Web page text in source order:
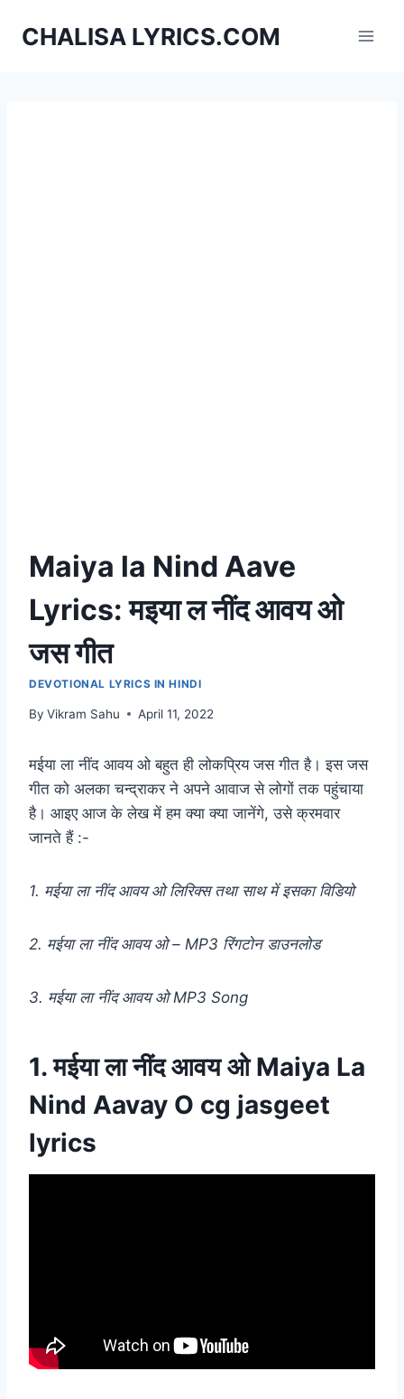
CHALISA LYRICS.COM
Maiya la Nind Aave
Lyrics: मइया ल नींद आवय ओ
जस गीत
DEVOTIONAL LYRICS IN HINDI
By Vikram Sahu April 11, 2022
मईया ला नींद आवय ओ बहुत ही लोकप्रिय जस गीत है। इस जस
गीत को अलका चन्द्राकर ने अपने आवाज से लोगों तक पहुंचाया
है। आइए आज के लेख में हम क्या क्या जानेंगे, उसे क्रमवार
जानते हैं :-
1. मईया ला नींद आवय ओ लिरिक्स तथा साथ में इसका विडियो
2. मईया ला नींद आवय ओ – MP3 रिंगटोन डाउनलोड
3. मईया ला नींद आवय ओ MP3 Song
1. मईया ला नींद आवय ओ Maiya La
Nind Aavay O cg jasgeet
lyrics